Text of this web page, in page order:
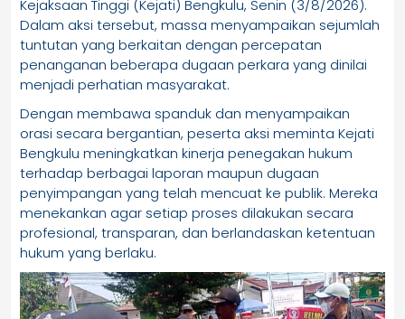
Kejaksaan Tinggi (Kejati) Bengkulu, Senin (3/8/2026).
Dalam aksi tersebut, massa menyampaikan sejumlah
tuntutan yang berkaitan dengan percepatan
penanganan beberapa dugaan perkara yang dinilai
menjadi perhatian masyarakat.
Dengan membawa spanduk dan menyampaikan
orasi secara bergantian, peserta aksi meminta Kejati
Bengkulu meningkatkan kinerja penegakan hukum
terhadap berbagai laporan maupun dugaan
penyimpangan yang telah mencuat ke publik. Mereka
menekankan agar setiap proses dilakukan secara
profesional, transparan, dan berlandaskan ketentuan
hukum yang berlaku.